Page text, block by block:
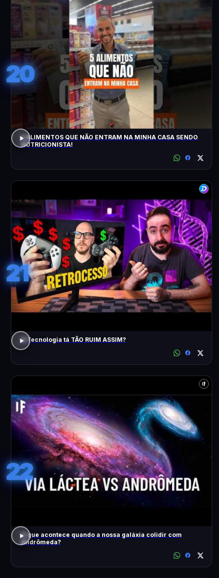
20
5 ALIMENTOS QUE NÃO ENTRAM NA MINHA CASA SENDO
NUTRICIONISTA!
21
A Tecnologia tá TÃO RUIM ASSIM?
22
O que acontece quando a nossa galáxia colidir com
Andrômeda?